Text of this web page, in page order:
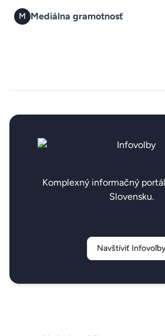
M Mediálna gramotnosť
Komplexný informačný
Slovensku.
Navštíviť